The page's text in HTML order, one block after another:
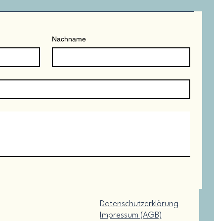
Nachname
Datenschutzerklärung
Impressum (AGB)